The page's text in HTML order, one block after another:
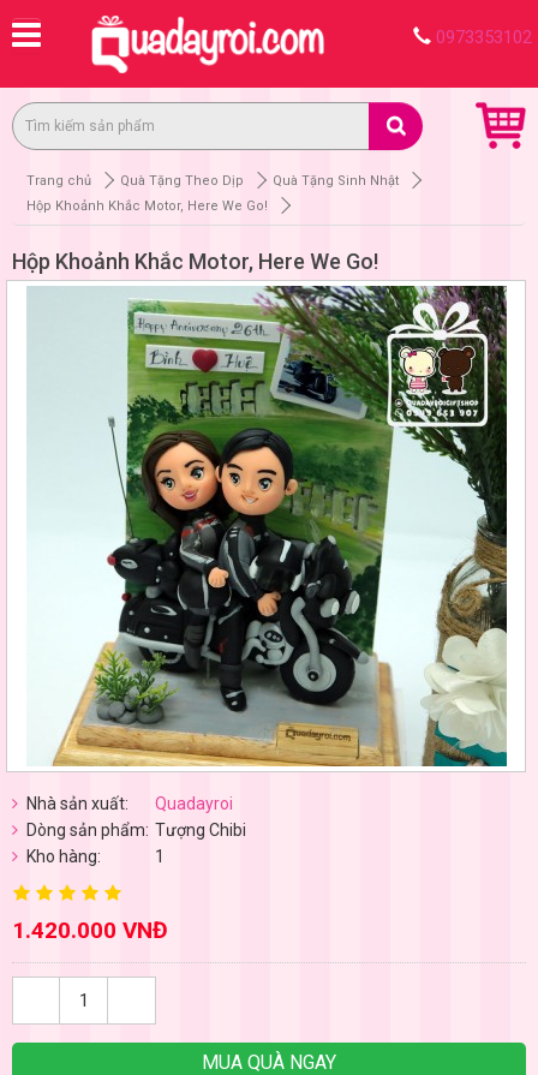
0973353102
Trang chủ Quà Tặng Theo Dịp
Quà Tặng Sinh Nhật
Hộp Khoảnh Khắc Motor, Here We Go!
Hộp Khoảnh Khắc Motor, Here We Go!
Nhà sản xuất:
Quadayroi
Dòng sản phẩm: Tượng Chibi
Kho hàng:
1
1.420.000 VNĐ
MUA QUÀ NGAY